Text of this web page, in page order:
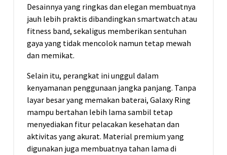
Desainnya yang ringkas dan elegan membuatnya
jauh lebih praktis dibandingkan smartwatch atau
fitness band, sekaligus memberikan sentuhan
gaya yang tidak mencolok namun tetap mewah
dan memikat.
Selain itu, perangkat ini unggul dalam
kenyamanan penggunaan jangka panjang. Tanpa
layar besar yang memakan baterai, Galaxy Ring
mampu bertahan lebih lama sambil tetap
menyediakan fitur pelacakan kesehatan dan
aktivitas yang akurat. Material premium yang
digunakan juga membuatnya tahan lama di